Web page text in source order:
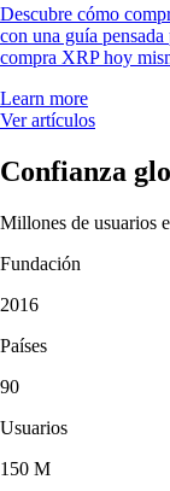
Descubre cómo
con una guía
compra XRP hoy
Learn more
Ver artículos
Confianza
Millones de usuarios
Fundación
2016
Países
90
Usuarios
150 M